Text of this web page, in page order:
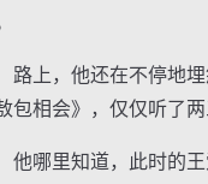
上，他还在不停地埋
包相会》，仅仅听了两
哪里知道，此时的王